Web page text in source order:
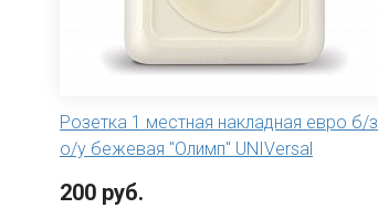
Розетка 1 местная накладная евро б/з
о/у бежевая "Олимп" UNIVersal
200 руб.